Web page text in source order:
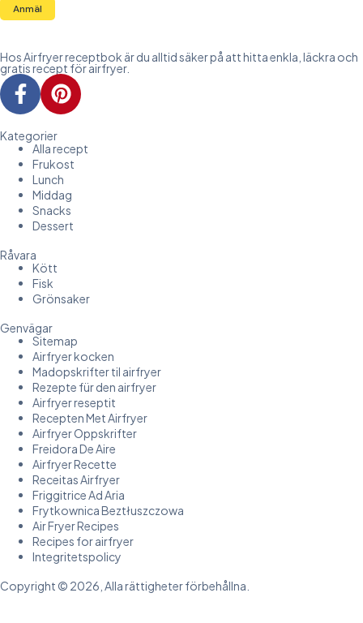
Anmäl
Hos Airfryer receptbok är du alltid säker på att hitta enkla, läckra och
gratis recept för airfryer.
Kategorier
Alla recept
Frukost
Lunch
Middag
Snacks
Dessert
Råvara
Kött
Fisk
Grönsaker
Genvägar
Sitemap
Airfryer kocken
Madopskrifter til airfryer
Rezepte für den airfryer
Airfryer reseptit
Recepten Met Airfryer
Airfryer Oppskrifter
Freidora De Aire
Airfryer Recette
Receitas Airfryer
Friggitrice Ad Aria
Frytkownica Beztłuszczowa
Air Fryer Recipes
Recipes for airfryer
Integritetspolicy
Copyright © 2026, Alla rättigheter förbehållna.